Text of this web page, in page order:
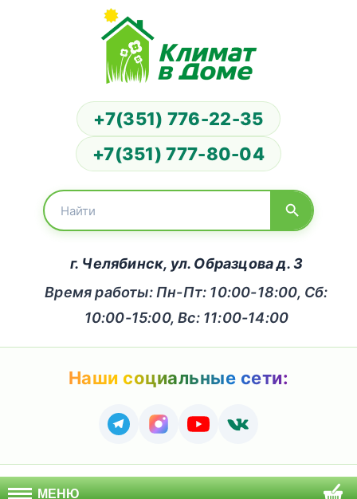
+7(351) 776-22-35
+7(351) 777-80-04
г. Челябинск, ул. Образцова д. 3
Время работы: Пн-Пт: 10:00-18:00, Сб:
10:00-15:00, Вс: 11:00-14:00
Наши социальные сети:
МЕНЮ